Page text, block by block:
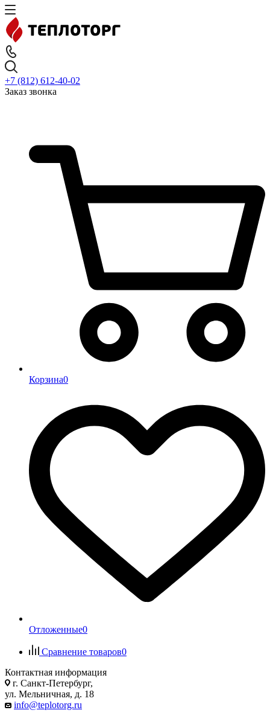
+7 (812) 612-40-02
Заказ звонка
Корзина0
Отложенные0
Сравнение товаров0
Контактная информация
г. Санкт-Петербург,
ул. Мельничная, д. 18
info@teplotorg.ru